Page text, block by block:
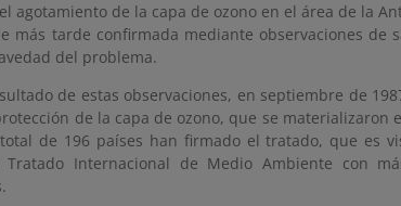
agotamiento de la capa de ozono en el área de la
más tarde confirmada mediante observaciones
del problema.
de estas observaciones, en septiembre de
de la capa de ozono, que se materializaron
de 196 países han firmado el tratado, que es
Tratado Internacional de Medio Ambiente con